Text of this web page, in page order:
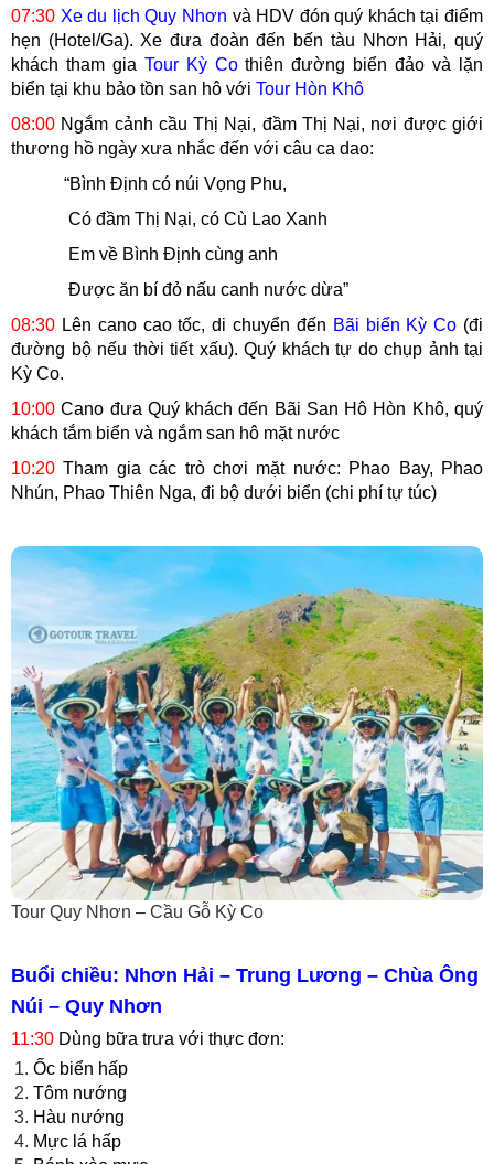
07:30 Xe du lịch Quy Nhơn và HDV đón quý khách tại điểm
hẹn (Hotel/Ga). Xe đưa đoàn đến bến tàu Nhơn Hải, quý
khách tham gia Tour Kỳ Cothiên đường biển đảo và lặn
biển tại khu bảo tồn san hô với Tour Hòn Khô
08:00 Ngắm cảnh cầu Thị Nại, đầm Thị Nại, nơi được giới
thương hồ ngày xưa nhắc đến với câu ca dao:
“Bình Định có núi Vọng Phu,
Có đầm Thị Nại, có Cù Lao Xanh
Em về Bình Định cùng anh
Được ăn bí đỏ nấu canh nước dừa”
08:30 Lên cano cao tốc, di chuyển đến Bãi biển Kỳ Co (đi
đường bộ nếu thời tiết xấu). Quý khách tự do chụp ảnh tại
Kỳ Co.
10:00 Cano đưa Quý khách đến Bãi San Hô Hòn Khô, quý
khách tắm biển và ngắm san hô mặt nước
10:20 Tham gia các trò chơi mặt nước: Phao Bay, Phao
Nhún, Phao Thiên Nga, đi bộ dưới biển (chi phí tự túc)
Tour Quy Nhơn – Cầu Gỗ Kỳ Co
Buổi chiều: Nhơn Hải – Trung Lương – Chùa Ông
Núi – Quy Nhơn
11:30 Dùng bữa trưa với thực đơn:
Ốc biển hấp
Tôm nướng
Hàu nướng
Mực lá hấp